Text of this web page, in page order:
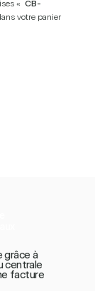
« CB-
votre panier
grâce à
centrale
facture